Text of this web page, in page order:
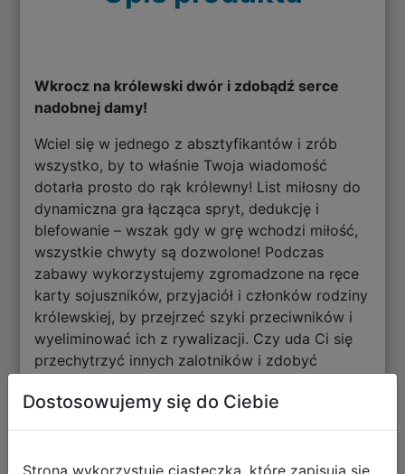
Wkrocz na królewski dwór i zdobądź serce
nadobnej damy!
Wciel się w jednego z absztyfikantów i zrób
wszystko, by to właśnie Twoja wiadomość
dotarła prosto do rąk królewny! List miłosny do
dynamiczna gra łącząca spryt, dedukcję i
blefowanie – wszak gdy w grę wchodzi miłość,
wszystkie chwyty są dozwolone! Podczas
zabawy wykorzystujemy zgromadzone na ręce
karty sojuszników, przyjaciół i członków rodziny
królewskiej, by przejrzeć szyki przeciwników i
wyeliminować ich z rywalizacji. Czy uda Ci się
przechytrzyć innych zalotników i zdobyć
Dostosowujemy się do Ciebie
Strona wykorzystuje ciasteczka, które zapisują się